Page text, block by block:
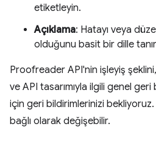
etiketleyin.
Açıklama: Hatayı veya
olduğunu basit bir dille
Proofreader API'nin işleyiş
ve API tasarımıyla ilgili genel
için geri bildirimlerinizi
bağlı olarak değişebilir.